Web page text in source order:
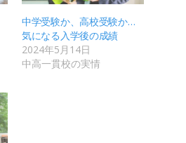
中学受験か、高校受験か…
気になる入学後の成績
2024年5月14日
中高一貫校の実情